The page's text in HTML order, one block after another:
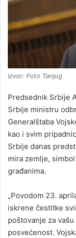
Izvor: Foto Tanjug
Predsednik Srbije
Srbije ministru
Generalštaba
kao i svim
Srbije danas
mira zemlje,
građanima.
„Povodom 23.
iskrene čestitke
poštovanje za
posvećenost.